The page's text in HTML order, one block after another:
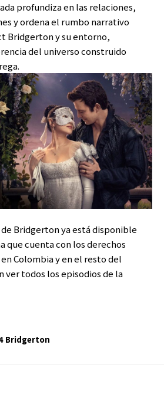
profundiza en las relaciones,
y ordena el rumbo narrativo
Bridgerton y su entorno,
del universo construido
Bridgerton ya está disponible
que cuenta con los derechos
Colombia y en el resto del
ver todos los episodios de la
Bridgerton